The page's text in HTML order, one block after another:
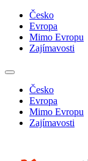
Česko
Evropa
Mimo Evropu
Zajímavosti
Česko
Evropa
Mimo Evropu
Zajímavosti